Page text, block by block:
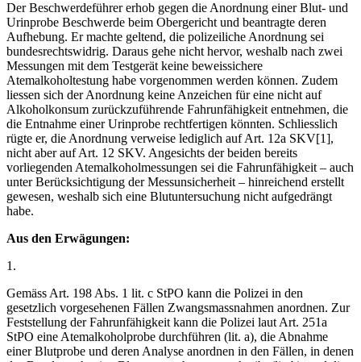
Der Beschwerdeführer erhob gegen die Anordnung einer Blut- und
Urinprobe Beschwerde beim Obergericht und beantragte deren
Aufhebung. Er machte geltend, die polizeiliche Anordnung sei
bundesrechtswidrig. Daraus gehe nicht hervor, weshalb nach zwei
Messungen mit dem Testgerät keine beweissichere
Atemalkoholtestung habe vorgenommen werden können. Zudem
liessen sich der Anordnung keine Anzeichen für eine nicht auf
Alkoholkonsum zurückzuführende Fahrunfähigkeit entnehmen, die
die Entnahme einer Urinprobe rechtfertigen könnten. Schliesslich
rügte er, die Anordnung verweise lediglich auf Art. 12a SKV[1],
nicht aber auf Art. 12 SKV. Angesichts der beiden bereits
vorliegenden Atemalkoholmessungen sei die Fahrunfähigkeit – auch
unter Berücksichtigung der Messunsicherheit – hinreichend erstellt
gewesen, weshalb sich eine Blutuntersuchung nicht aufgedrängt
habe.
Aus den Erwägungen:
1.
Gemäss Art. 198 Abs. 1 lit. c StPO kann die Polizei in den
gesetzlich vorgesehenen Fällen Zwangsmassnahmen anordnen. Zur
Feststellung der Fahrunfähigkeit kann die Polizei laut Art. 251a
StPO eine Atemalkoholprobe durchführen (lit. a), die Abnahme
einer Blutprobe und deren Analyse anordnen in den Fällen, in denen